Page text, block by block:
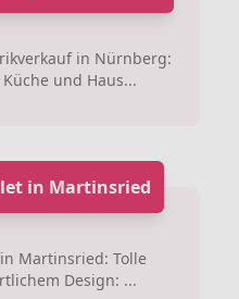
in Nürnberg:
und Haus...
in Martinsried
Martinsried: Tolle
Design: ...